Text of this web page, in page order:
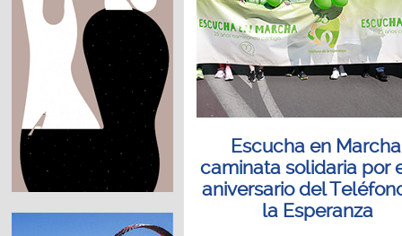
Escucha en
caminata solidaria por
aniversario del
la Esperanza